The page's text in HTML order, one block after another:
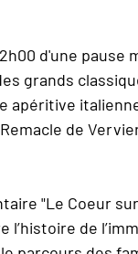
d'une pause
grands
apéritive
de
"Le Coeur
l’histoire de